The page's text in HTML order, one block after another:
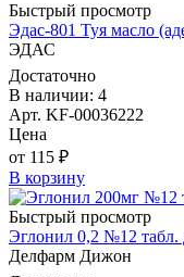
Быстрый просмотр
Эдас-801 Туя масло
ЭДАС
Достаточно
В наличии: 4
Арт. KF-00036222
Цена
от 115 ₽
В корзину
Быстрый просмотр
Эглонил 0,2 №12
Делфарм Дижон